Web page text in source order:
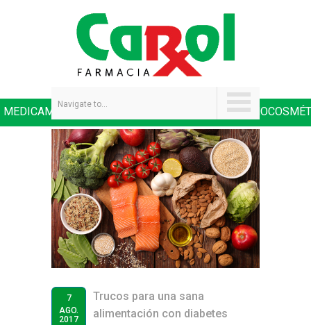
Navigate to...
MEDICAMENTOS
7
AGO.
2017
Trucos para una sana
alimentación con diabetes